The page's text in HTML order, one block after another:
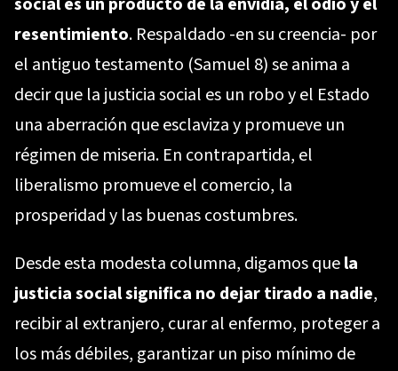
resentimiento. Respaldado -en su creencia- por
el antiguo testamento (Samuel 8)se anima a
decir que la justicia social es un robo y el Estado
una aberración que esclaviza y promueve un
régimen de miseria. En contrapartida, el
liberalismo promueve el comercio, la
prosperidad y las buenas costumbres.
Desde esta modesta columna, digamos quela
justicia social significa no dejar tirado a nadie,
recibir al extranjero, curar al enfermo, proteger a
los más débiles, garantizar un piso mínimo de